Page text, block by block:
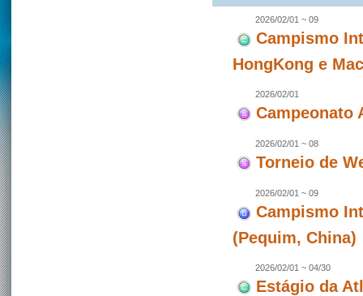
2026/02/01 ~ 09
Campismo
HongKong e
2026/02/01
Campeonato
2026/02/01 ~ 08
Torneio de
2026/02/01 ~ 09
Campismo
(Pequim, China)
2026/02/01 ~ 04/30
Estágio da